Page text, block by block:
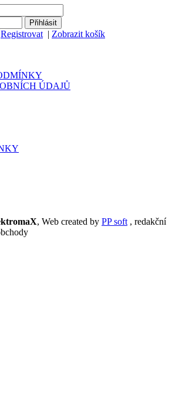
Registrovat | Zobrazit košík
ÚDAJŮ
, Web created by PP soft , redakční